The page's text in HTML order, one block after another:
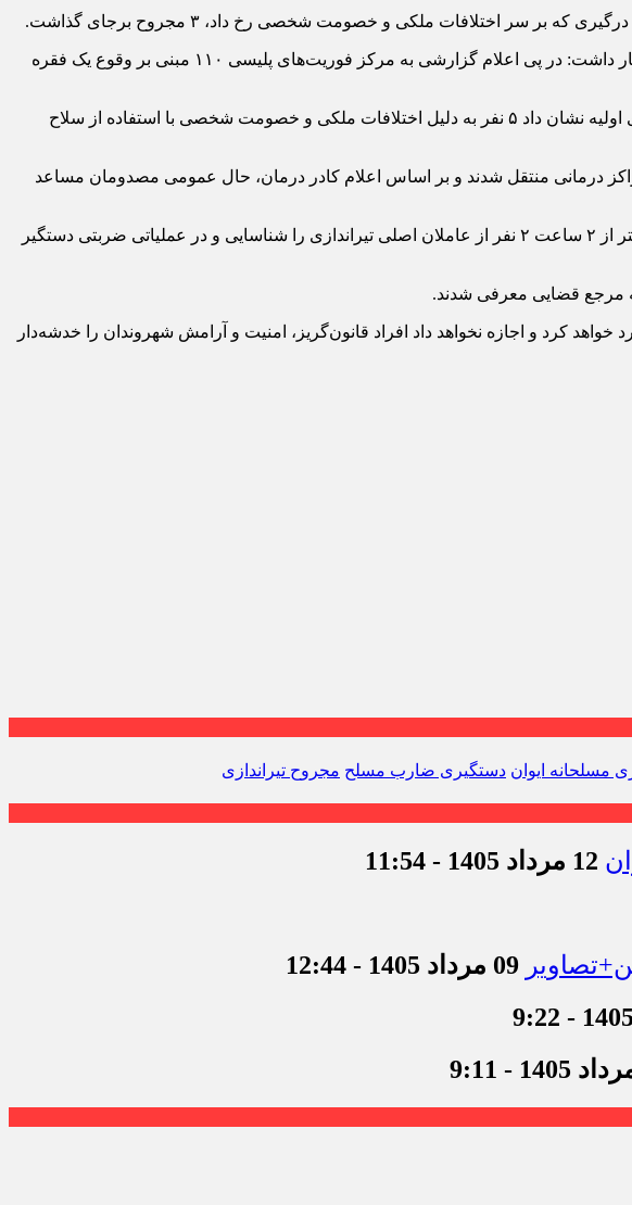
سرهنگ هادی گندمی فرمانده انتظامی شهرستان ایوان، عصر دوشنبه ۱۵ تیرماه در گفت‌وگو با خبرنگار حادثه ایلام اظهار داشت: در پی اعلام گزارشی به مرکز فوریت‌های پلیسی ۱۱۰ مبنی بر وقوع یک فقره
وی افزود: مأموران انتظامی بخش زرنه به همراه پلیس اطلاعات شهرستان بلافاصله در محل حاضر شدند و بررسی‌های اولیه نشان داد ۵ نفر به دلیل اختلافات ملکی و خصومت شخصی با استفاده از سلاح
مجروح شدند که توسط عوامل امدادی به مراکز درمانی منتقل شدند و بر اساس اعلام کادر درمان، حال عمومی مصدومان مساعد
گندمی ادامه داد: مأموران انتظامی با انجام اقدامات اطلاعاتی، تحقیقات میدانی و اشراف اطلاعاتی، موفق شدند در کمتر از ۲ ساعت ۲ نفر از عاملان اصلی تیراندازی را شناسایی و در عملیاتی ضربتی دستگیر
مرجع قضایی معرفی شدند.
کرد و اجازه نخواهد داد افراد قانون‌گریز، امنیت و آرامش شهروندان را خدشه‌دار
مسلحانه ایوان دستگیری ضارب مسلح مجروح تیراندازی
12 مرداد 1405 - 11:54
09 مرداد 1405 - 12:44